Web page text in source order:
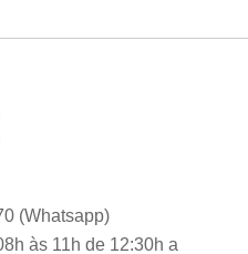
(Whatsapp)
às 11h de 12:30h a